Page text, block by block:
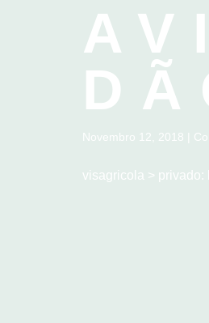
Novembro 12, 2018 |
visagricola > privado: